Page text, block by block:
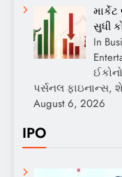
સુધી
In
પર્સનલ ફાઇનાન્સ,
August 6, 2026
IPO